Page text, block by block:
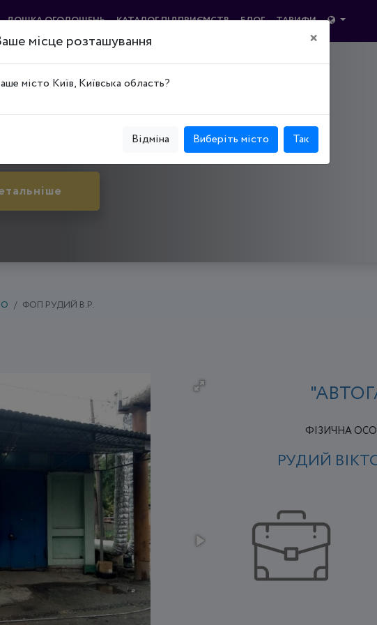
ДОШКА ОГОЛОШЕНЬ КАТАЛОГ ПІДПРИЄМСТВ БЛОГ ТАРИФИ
Ріг, Металургійний р-н, вул. Книжна, буд. 1Б
ФОП РУДИЙ В.Р.
ФІЗИЧНА
РУДИЙ
місце розташування ×
місто Київ, Київська область?
Відміна Виберіть місто Так